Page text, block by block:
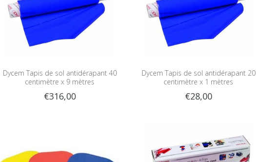
Dycem Tapis de sol antidérapant 40
centimètre x 9 mètres
€316,00
Dycem Tapis de sol antidérapant 20
centimètre x 1 mètres
€28,00